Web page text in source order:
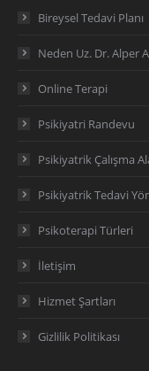
Bireysel Tedavi Planı
Neden Uz. Dr. Alper
Online Terapi
Psikiyatri Randevu
Psikiyatrik Çalışma
Psikiyatrik Tedavi
Psikoterapi Türleri
İletişim
Hizmet Şartları
Gizlilik Politikası